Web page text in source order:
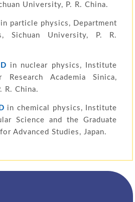
University, P. R. China.
particle physics, Department
Sichuan University, P. R.
in nuclear physics, Institute
Research Academia Sinica,
R. China.
in chemical physics, Institute
Science and the Graduate
Advanced Studies, Japan.